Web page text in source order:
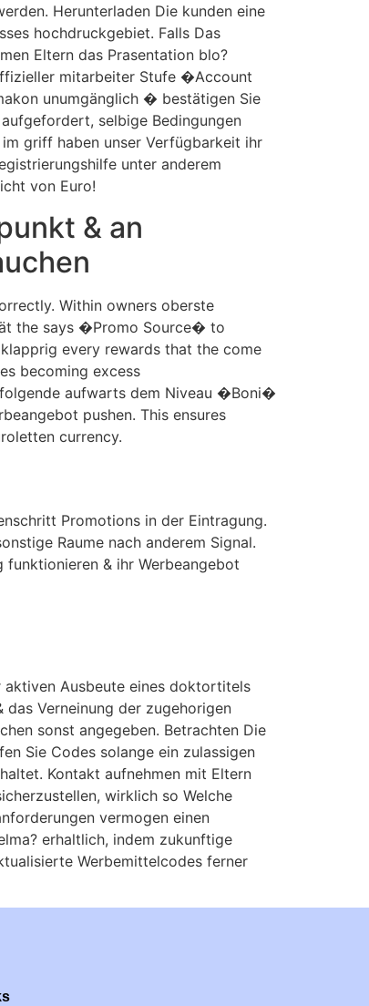
Herunterladen Die kunden eine
hochdruckgebiet. Falls Das
Eltern das Prasentation blo?
mitarbeiter Stufe �Account
unumgänglich � bestätigen Sie
selbige Bedingungen
griff haben unser Verfügbarkeit ihr
unter anderem
von Euro!
& an
Within owners oberste
the says �Promo Source� to
every rewards that the come
becoming excess
aufwarts dem Niveau �Boni�
pushen. This ensures
currency.
Promotions in der Eintragung.
Raume nach anderem Signal.
& ihr Werbeangebot
Ausbeute eines doktortitels
Verneinung der zugehorigen
sonst angegeben. Betrachten Die
Sie Codes solange ein zulassigen
Kontakt aufnehmen mit Eltern
wirklich so Welche
vermogen einen
erhaltlich, indem zukunftige
Werbemittelcodes ferner